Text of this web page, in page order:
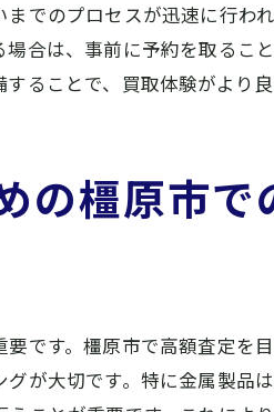
査定時の注意点とチェッ
買取後のフォローアップ
顧客サポートを活用する方
事前調査と情報収集のコ
買取市場の動向をチェッ
査定額を比較検討する方
適切なタイミングでの買
でのプロセスが迅速に行
合は、事前に予約を取るこ
ることで、買取体験がより良
の橿原市で
です。橿原市で高額査定を
が大切です。特に金属製